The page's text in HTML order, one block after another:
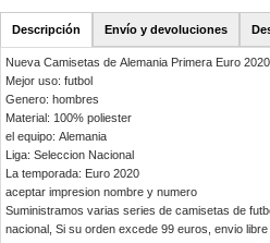
Descripción Envío y devoluciones
Nueva Camisetas de Alemania Primera Euro 2020
Mejor uso: futbol
Genero: hombres
Material: 100% poliester
el equipo: Alemania
Liga: Seleccion Nacional
La temporada: Euro 2020
aceptar impresion nombre y numero
Suministramos varias series de camisetas de
nacional, Si su orden excede 99 euros, envio libre